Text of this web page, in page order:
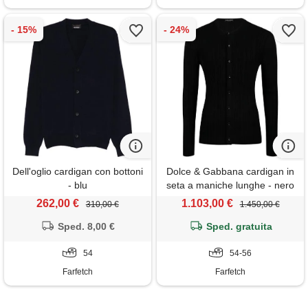
Dell'oglio cardigan con bottoni
- blu
262,00 € 310,00 €
Sped. 8,00 €
54
Farfetch
Dolce & Gabbana cardigan in
seta a maniche lunghe - nero
1.103,00 € 1.450,00 €
Sped. gratuita
54-56
Farfetch